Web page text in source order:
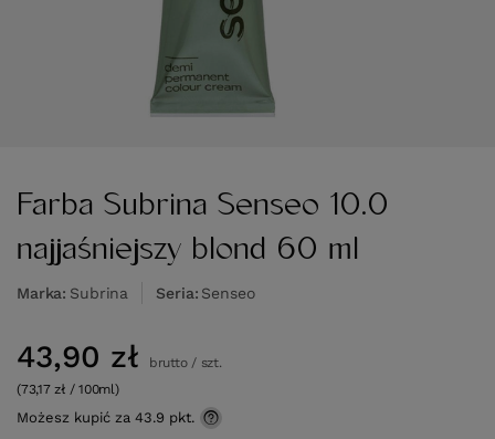
Farba Subrina Senseo 10.0
najjaśniejszy blond 60 ml
Marka Subrina Seria Senseo
43,90 zł brutto/ szt.
(73,17 zł / 100ml)
Możesz kupić za 43.9 pkt.